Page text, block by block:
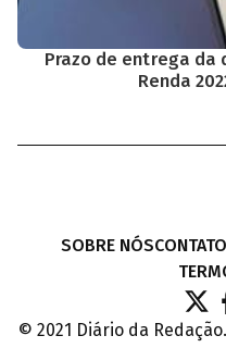
Utilizamos cookies para ver
jornal e para personalizar as
utilizando nosso site, você
Aceitar
Prazo de entrega da
Renda
SOBRE NÓSCONTATO
© 2021 Diário da